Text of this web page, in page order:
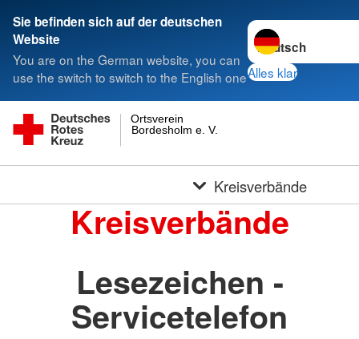
Sie befinden sich auf der deutschen
Website
You are on the German website, you can
use the switch to switch to the English one
Sprache wechseln
Alles klar
Bordesholm e. V.
Ortsverein
Kreisverbände
Kreisverbände
Lesezeichen -
Servicetelefon